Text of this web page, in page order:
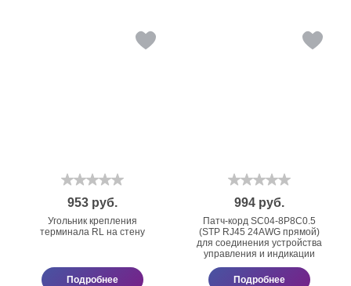
953 руб.
Угольник крепления
терминала RL на стену
Подробнее
994 руб.
Патч-корд SC04-8P8C0.5
(STP RJ45 24AWG прямой)
для соединения устройства
управления и индикации
Подробнее